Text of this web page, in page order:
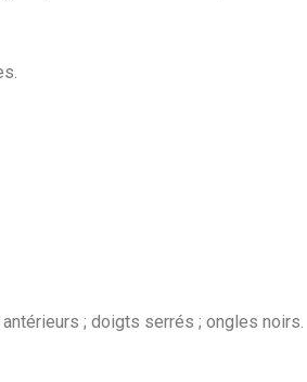
; doigts serrés ; ongles noirs.